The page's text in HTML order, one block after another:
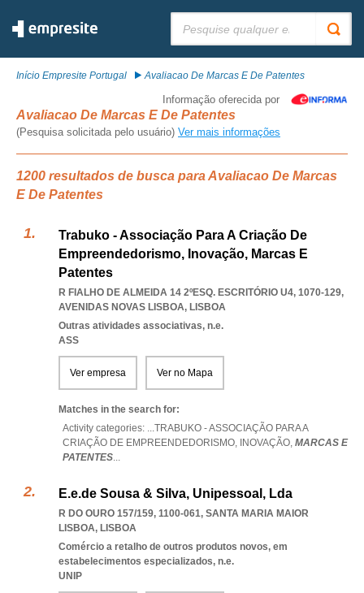
Início Empresite Portugal Avaliacao De Marcas E De Patentes
Informação oferecida por
Avaliacao De Marcas E De Patentes
(Pesquisa solicitada pelo usuário) Ver mais informações
1200 resultados de busca para Avaliacao De Marcas
E De Patentes
Trabuko - Associação Para A Criação De
Empreendedorismo, Inovação, Marcas E
Patentes
R FIALHO DE ALMEIDA 14 2ºESQ. ESCRITÓRIO U4, 1070-129,
AVENIDAS NOVAS LISBOA, LISBOA
Outras atividades associativas, n.e.
ASS
Ver empresa Ver no Mapa
Matches in the search for:
Activity categories: ...TRABUKO - ASSOCIAÇÃO PARA A
CRIAÇÃO DE EMPREENDEDORISMO, INOVAÇÃO, MARCAS E
PATENTES...
E.e.de Sousa & Silva, Unipessoal, Lda
R DO OURO 157/159, 1100-061, SANTA MARIA MAIOR
LISBOA, LISBOA
Comércio a retalho de outros produtos novos, em
estabelecimentos especializados, n.e.
UNIP